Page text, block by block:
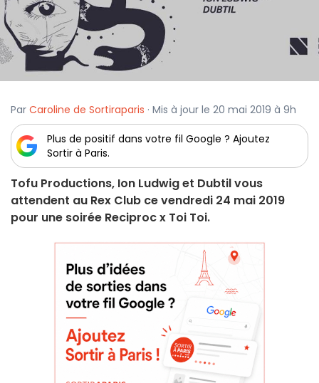
Par Caroline de Sortiraparis · Mis à jour le 20 mai 2019 à 9h
Plus de positif dans votre fil Google ? Ajoutez
Sortir à Paris.
Tofu Productions, Ion Ludwig et Dubtil vous
attendent au Rex Club ce vendredi 24 mai 2019
pour une soirée Reciproc x Toi Toi.